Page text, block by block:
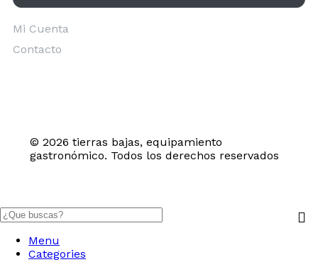
Mi Cuenta
Contacto
© 2026 tierras bajas, equipamiento
gastronómico. Todos los derechos reservados
Menu
Categories